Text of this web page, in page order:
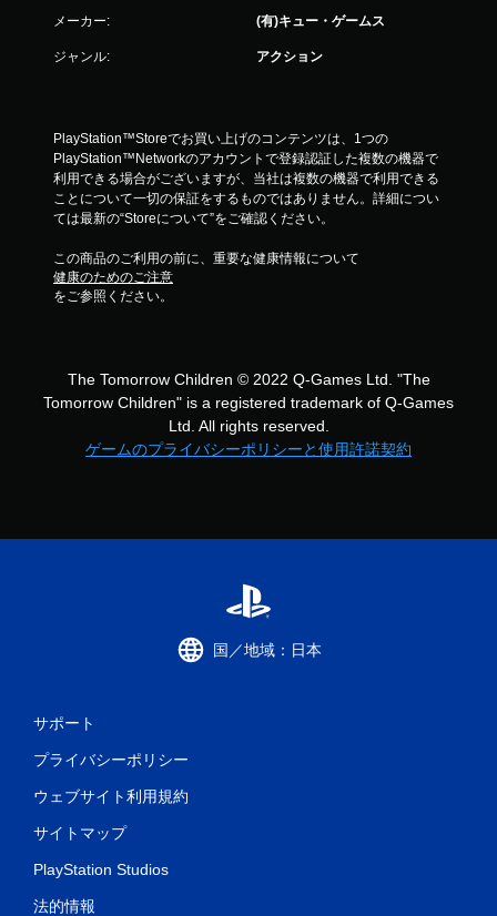
メーカー: (有)キュー・ゲームス
ジャンル: アクション
PlayStation™Storeでお買い上げのコンテンツは、1つの
PlayStation™Networkのアカウントで登録認証した複数の機器で
利用できる場合がございますが、当社は複数の機器で利用できる
ことについて一切の保証をするものではありません。詳細につい
ては最新の“Storeについて”をご確認ください。
この商品のご利用の前に、重要な健康情報について
健康のためのご注意
をご参照ください。
The Tomorrow Children © 2022 Q-Games Ltd. "The
Tomorrow Children" is a registered trademark of Q-Games
Ltd. All rights reserved.
ゲームのプライバシーポリシーと使用許諾契約
国／地域：日本
サポート
プライバシーポリシー
ウェブサイト利用規約
サイトマップ
PlayStation Studios
法的情報